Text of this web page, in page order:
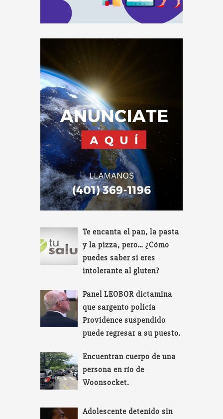
Te encanta el pan, la pasta
y la pizza, pero… ¿Cómo
puedes saber si eres
intolerante al gluten?
Panel LEOBOR dictamina
que sargento policía
Providence suspendido
puede regresar a su puesto.
Encuentran cuerpo de una
persona en río de
Woonsocket.
Adolescente detenido sin